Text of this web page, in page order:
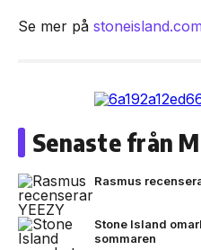
Se mer på stoneisland.com
Senaste från
Rasmus
Stone Island
sommaren